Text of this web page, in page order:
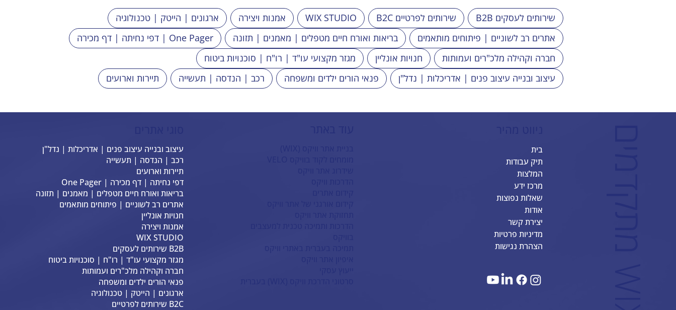
B2B שירותים לעסקים B2C שירותים לפרטיים WIX STUDIO אמנות ויצירה
ארגונים | הייטק | טכנולוגיה
אתרים רב לשוניים | פיתוחים מותאמים
בריאות ואורח חיים מטפלים | מאמנים | תזונה
דפי נחיתה | דף מכירה | One Pager
חברה וקהילה מלכ"רים ועמותות
חנויות אונליין
מגזר מקצועי עו"ד | רו"ח | סוכנויות ביטוח
עיצוב ובנייה עיצוב פנים | אדריכלות | נדל"ן
פנאי הורים ילדים ומשפחה רכב | הנדסה | תעשייה תיירות וארועים
בית
תיק עבודות
המלצות
מרכז ידע
שאלות נפוצות
אודות
יצירת קשר
מדיניות פרטיות
הצהרת נגישות
עיצוב ובנייה עיצוב פנים | אדריכלות | נדל"ן
רכב | הנדסה | תעשייה
תיירות וארועים
דפי נחיתה | דף מכירה | One Pager
בריאות ואורח חיים מטפלים | מאמנים | תזונה
אתרים רב לשוניים | פיתוחים מותאמים
חנויות אונליין
אמנות ויצירה
WIX STUDIO
B2B שירותים לעסקים
מגזר מקצועי עו"ד | רו"ח | סוכנויות ביטוח
חברה וקהילה מלכ"רים ועמותות
פנאי הורים ילדים ומשפחה
ארגונים | הייטק | טכנולוגיה
B2C שירותים לפרטיים